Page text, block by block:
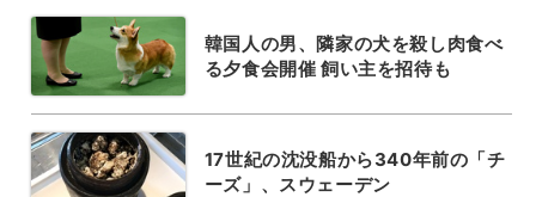
韓国人の男、隣家の犬を殺し肉食べ
る夕食会開催 飼い主を招待も
17世紀の沈没船から340年前の「チ
ーズ」、スウェーデン